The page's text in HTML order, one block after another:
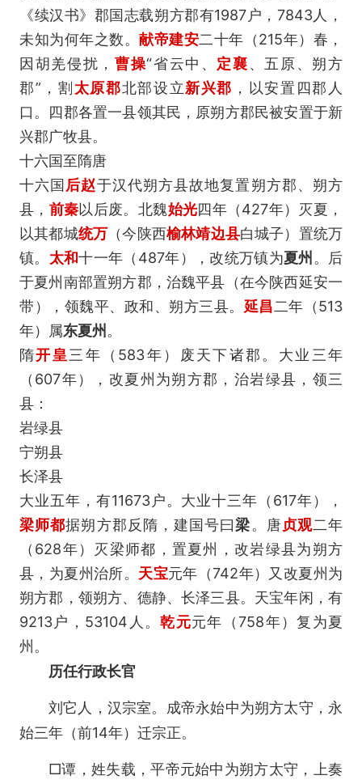
《续汉书》郡国志载朔方郡有1987户，7843人，
未知为何年之数。 献帝建安二十年（215年）春，
因胡羌侵扰， 曹操“省云中、 定襄、五原、朔方
郡”，割太原郡北部设立新兴郡 ，以安置四郡人
口。四郡各置一县领其民，原朔方郡民被安置于新
兴郡广牧县。
十六国至隋唐
十六国后赵于汉代朔方县故地复置朔方郡、朔方
县， 前秦以后废。北魏始光四年（427年）灭夏，
以其都城统万 （今陕西榆林靖边县白城子）置统万
镇。 太和十一年（487年），改统万镇为夏州 。后
于夏州南部置朔方郡，治魏平县（在今陕西延安一
带），领魏平、政和、朔方三县。 延昌二年（513
年）属东夏州 。
隋开皇三年（583年）废天下诸郡。大业三年
（607年），改夏州为朔方郡，治岩绿县，领三
县：
岩绿县
宁朔县
长泽县
大业五年，有11673户。大业十三年（617年），
梁师都据朔方郡反隋，建国号曰梁。唐贞观二年
（628年）灭梁师都，置夏州，改岩绿县为朔方
县，为夏州治所。 天宝元年（742年）又改夏州为
朔方郡，领朔方、德静、长泽三县。天宝年闲，有
9213户，53104人。乾元元年（758年）复为夏
州。
历任行政长官
刘它人，汉宗室。成帝永始中为朔方太守，永
始三年（前14年）迁宗正。
□谭，姓失载，平帝元始中为朔方太守，上奏